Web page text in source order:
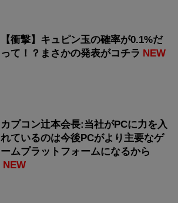
【衝撃】キュピン玉の確率が0.1%だ
って！？まさかの発表がコチラ NEW
カプコン辻本会長:当社がPCに力を入
れているのは今後PCがより主要なゲ
ームプラットフォームになるから
NEW